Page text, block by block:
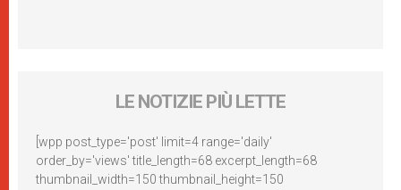
LE NOTIZIE PIÙ LETTE
[wpp post_type='post' limit=4 range='daily'
order_by='views' title_length=68 excerpt_length=68
thumbnail_width=150 thumbnail_height=150